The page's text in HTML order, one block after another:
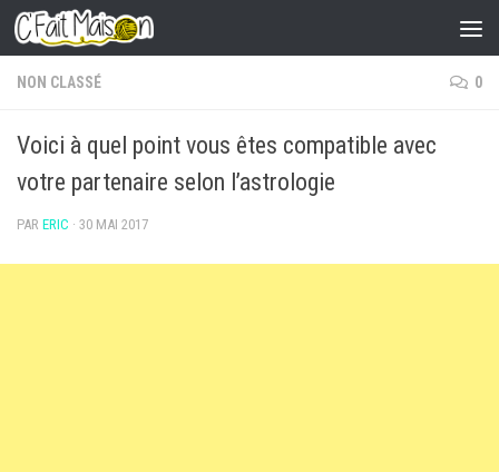
Skip to content
NON CLASSÉ 0
Voici à quel point vous êtes compatible avec
votre partenaire selon l’astrologie
PAR ERIC · 30 MAI 2017